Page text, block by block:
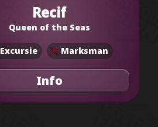
Recif
Queen of the Seas
Excursie Marksman
Info